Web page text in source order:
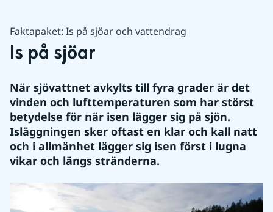
Faktapaket: Is på sjöar och vattendrag
Is på sjöar
När sjövattnet avkylts till fyra grader är det
vinden och lufttemperaturen som har störst
betydelse för när isen lägger sig på sjön.
Isläggningen sker oftast en klar och kall natt
och i allmänhet lägger sig isen först i lugna
vikar och längs stränderna.